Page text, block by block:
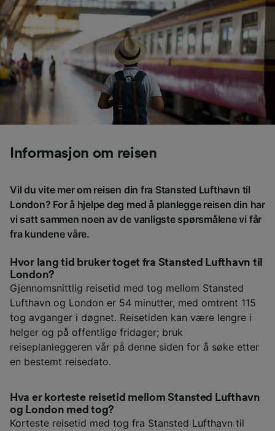
Informasjon om reisen
Vil du vite mer om reisen din fra Stansted Lufthavn til
London? For å hjelpe deg med å planlegge reisen din har
vi satt sammen noen av de vanligste spørsmålene vi får
fra kundene våre.
Hvor lang tid bruker toget fra Stansted Lufthavn til
London?
Gjennomsnittlig reisetid med tog mellom Stansted
Lufthavn og London er 54 minutter, med omtrent 115
tog avganger i døgnet. Reisetiden kan være lengre i
helger og på offentlige fridager; bruk
reiseplanleggeren vår på denne siden for å søke etter
en bestemt reisedato.
Hva er korteste reisetid mellom Stansted Lufthavn
og London med tog?
Korteste reisetid med tog fra Stansted Lufthavn til